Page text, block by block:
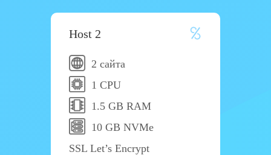
Host 2
2 сайта
1 CPU
1.5 GB RAM
10 GB NVMe
SSL Let’s Encrypt